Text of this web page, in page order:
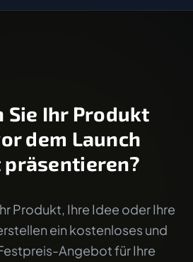
Sie Ihr Produkt
dem Launch
Produkt, Ihre Idee oder Ihre
ein kostenloses und
Angebot für Ihre